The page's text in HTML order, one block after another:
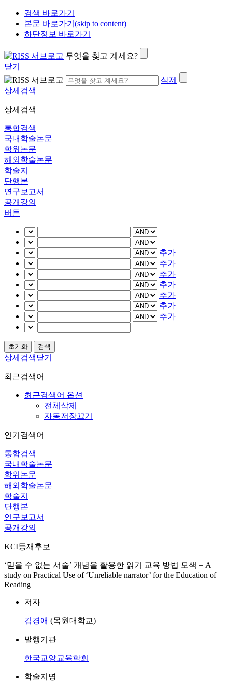
검색 바로가기
본문 바로가기(skip to content)
하단정보 바로가기
무엇을 찾고 계세요?
닫기
삭제
상세검색
상세검색
통합검색
국내학술논문
학위논문
해외학술논문
학술지
단행본
연구보고서
공개강의
버튼
추가
추가
추가
추가
추가
추가
추가
상세검색닫기
최근검색어
최근검색어 옵션
전체삭제
자동저장끄기
인기검색어
통합검색
국내학술논문
학위논문
해외학술논문
학술지
단행본
연구보고서
공개강의
KCI등재후보
‌‘믿을 수 없는 서술’ 개념을 활용한 읽기 교육 방법 모색 = A
study on Practical Use of ‘Unreliable narrator’ for the Education of
Reading
저자
김경애 (목원대학교)
발행기관
한국교양교육학회
학술지명